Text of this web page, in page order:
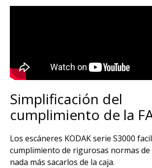
Simplificación del
cumplimiento de la
Los escáneres KODAK serie S3000
cumplimiento de rigurosas normas
nada más sacarlos de la caja.